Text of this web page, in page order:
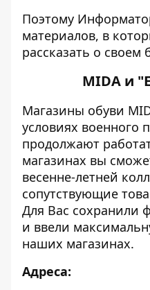
Поэтому
материалов, в
рассказать о своем
MIDA и
Магазины обуви
условиях военного
продолжают
магазинах вы
весенне-летней
сопутствующие
Для Вас сохранили
и ввели
наших магазинах.
Адреса: